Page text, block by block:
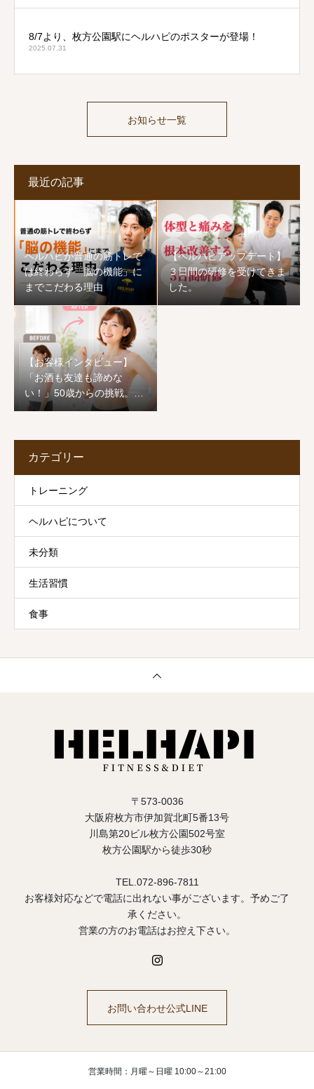
8/7より、枚方公園駅にヘルハピのポスターが登場！
2025.07.31
お知らせ一覧
最近の記事
ヘルハピが普通の筋トレで
は終わらず「脳の機能」に
までこだわる理由
【ヘルハピアップデート】
３日間の研修を受けてきま
した。
【お客様インタビュー】
「お酒も友達も諦めな
い！」50歳からの挑戦。1
ヶ月でワンサイズ下の服が
まれ変わった恵子様のスト
ーリー
カテゴリー
トレーニング
ヘルハピについて
未分類
生活習慣
食事
〒573-0036
大阪府枚方市伊加賀北町5番13号
川島第20ビル枚方公園502号室
枚方公園駅から徒歩30秒
TEL.072-896-7811
お客様対応などで電話に出れない事がございます。予めご了
承ください。
営業の方のお電話はお控え下さい。
お問い合わせ公式LINE
営業時間：月曜～日曜 10:00～21:00